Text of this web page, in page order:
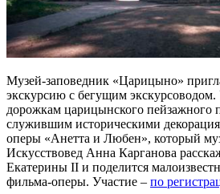
Музей-заповедник «Царицыно»
экскурсию с бегущим
дорожкам царицынского пейзажного
служившим историческими
оперы «Анетта и Любен», который
Искусствовед Анна Карганова
Екатерины II и поделится
фильма-оперы. Участие – по